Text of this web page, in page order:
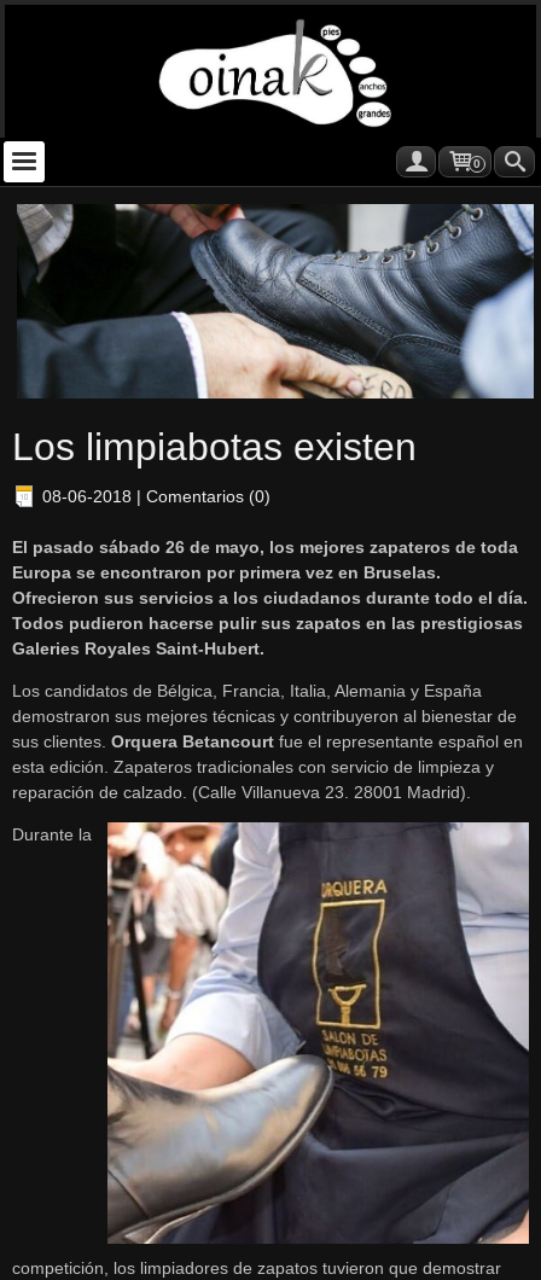
0
Los limpiabotas existen
08-06-2018 | Comentarios (0)
El pasado sábado 26 de mayo, los mejores zapateros de toda
Europa se encontraron por primera vez en Bruselas.
Ofrecieron sus servicios a los ciudadanos durante todo el día.
Todos pudieron hacerse pulir sus zapatos en las prestigiosas
Galeries Royales Saint-Hubert.
Los candidatos de Bélgica, Francia, Italia, Alemania y España
demostraron sus mejores técnicas y contribuyeron al bienestar de
sus clientes. Orquera Betancourt fue el representante español en
esta edición. Zapateros tradicionales con servicio de limpieza y
reparación de calzado. (Calle Villanueva 23. 28001 Madrid).
Durante la
competición, los limpiadores de zapatos tuvieron que demostrar